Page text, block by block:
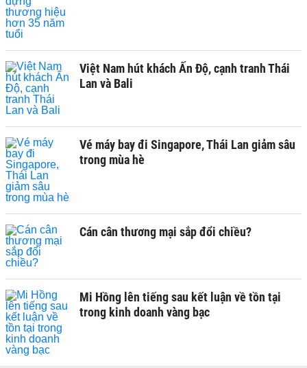
Việt Nam hút khách Ấn Độ, cạnh tranh Thái
Lan và Bali
Vé máy bay đi Singapore, Thái Lan giảm sâu
trong mùa hè
Cán cân thương mại sắp đổi chiều?
Mi Hồng lên tiếng sau kết luận về tồn tại
trong kinh doanh vàng bạc